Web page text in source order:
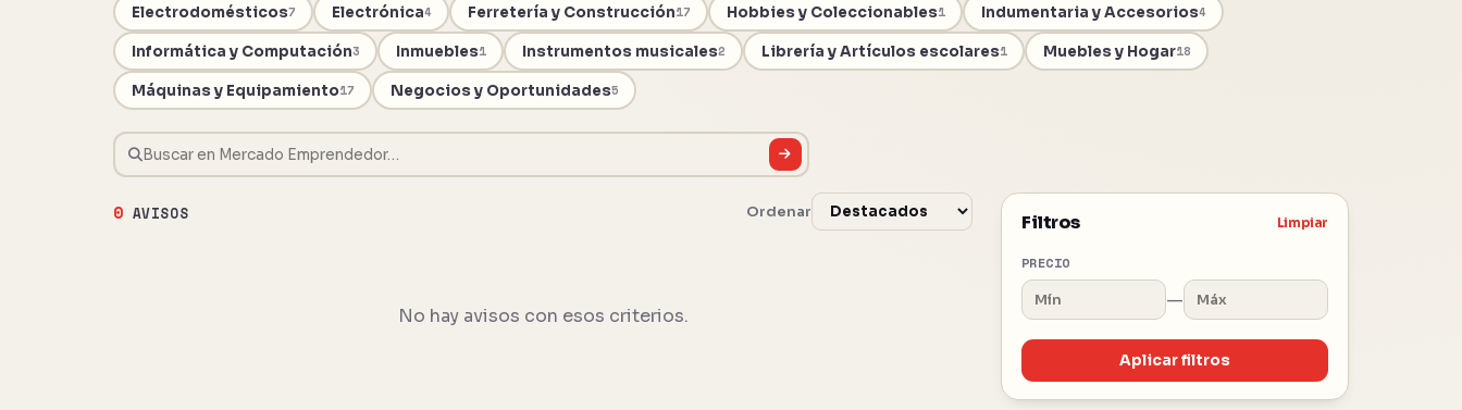
Electrodomésticos7 Electrónica4 Ferretería y Construcción17 Hobbies y Coleccionables1 Indumentaria y Accesorios4
Informática y Computación3 Inmuebles1 Instrumentos musicales2 Librería y Artículos escolares1 Muebles y Hogar18
Máquinas y Equipamiento17 Negocios y Oportunidades5
Filtros Limpiar
PRECIO
—
Aplicar filtros
0 AVISOS Ordenar
No hay avisos con esos criterios.